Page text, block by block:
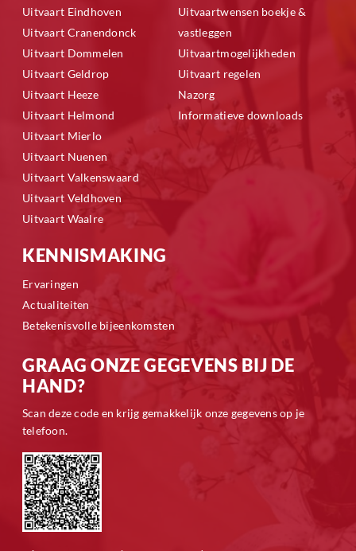
Uitvaart Eindhoven
Uitvaart Cranendonck
Uitvaart Dommelen
Uitvaart Geldrop
Uitvaart Heeze
Uitvaart Helmond
Uitvaart Mierlo
Uitvaart Nuenen
Uitvaart Valkenswaard
Uitvaart Veldhoven
Uitvaart Waalre
Uitvaartwensen boekje &
vastleggen
Uitvaartmogelijkheden
Uitvaart regelen
Nazorg
Informatieve downloads
KENNISMAKING
Ervaringen
Actualiteiten
Betekenisvolle bijeenkomsten
GRAAG ONZE GEGEVENS BIJ DE
HAND?
Scan deze code en krijg gemakkelijk onze gegevens op je
telefoon.